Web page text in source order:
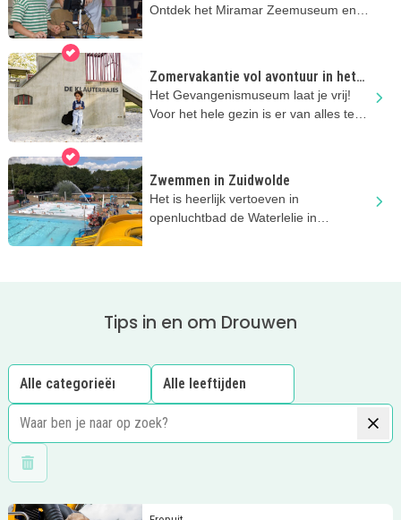
Ontdek het Miramar Zeemuseum en
Zomervakantie vol avontuur in het
Gevangenismuseum
Het Gevangenismuseum laat je vrij!
Voor het hele gezin is er van alles te
Zwemmen in Zuidwolde
Het is heerlijk vertoeven in
openluchtbad de Waterlelie in
Tips in en om Drouwen
Wis filters
Lees meer Voordelig veel plezier!